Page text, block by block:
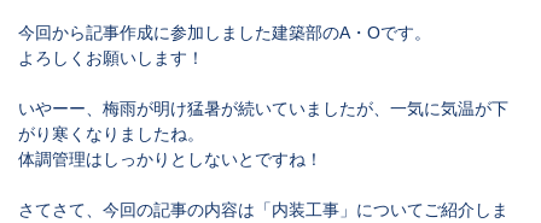
今回から記事作成に参加しました建築部のA・Oです。
よろしくお願いします！
いやーー、梅雨が明け猛暑が続いていましたが、一気に気温が下
がり寒くなりましたね。
体調管理はしっかりとしないとですね！
さてさて、今回の記事の内容は 「内装工事」 についてご紹介しま